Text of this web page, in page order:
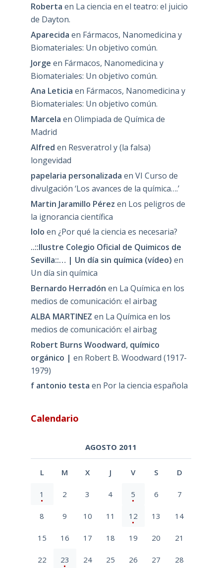
Roberta en La ciencia en el teatro: el juicio
de Dayton.
Aparecida en Fármacos, Nanomedicina y
Biomateriales: Un objetivo común.
Jorge en Fármacos, Nanomedicina y
Biomateriales: Un objetivo común.
Ana Leticia en Fármacos, Nanomedicina y
Biomateriales: Un objetivo común.
Marcela en Olimpiada de Química de
Madrid
Alfred en Resveratrol y (la falsa)
longevidad
papelaria personalizada en VI Curso de
divulgación ‘Los avances de la química….’
Martin Jaramillo Pérez en Los peligros de
la ignorancia científica
lolo en ¿Por qué la ciencia es necesaria?
..::Ilustre Colegio Oficial de Quimicos de
Sevilla::… | Un día sin química (vídeo) en
Un día sin química
Bernardo Herradón en La Química en los
medios de comunicación: el airbag
ALBA MARTINEZ en La Química en los
medios de comunicación: el airbag
Robert Burns Woodward, químico
orgánico | en Robert B. Woodward (1917-
1979)
f antonio testa en Por la ciencia española
Calendario
AGOSTO 2011
L M X J V S D
1 2 3 4 5 6 7
8 9 10 11 12 13 14
15 16 17 18 19 20 21
22 23 24 25 26 27 28